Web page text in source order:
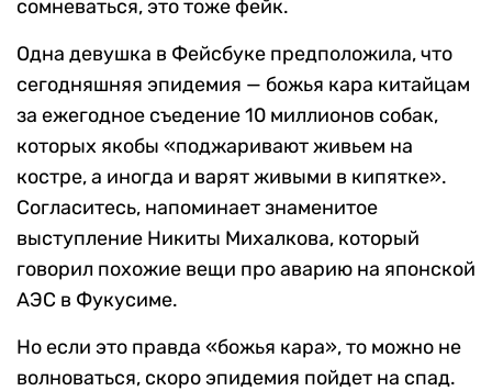
сомневаться, это тоже фейк.
Одна девушка в Фейсбуке предположила, что
сегодняшняя эпидемия — божья кара китайцам
за ежегодное съедение 10 миллионов собак,
которых якобы «поджаривают живьем на
костре, а иногда и варят живыми в кипятке».
Согласитесь, напоминает знаменитое
выступление Никиты Михалкова, который
говорил похожие вещи про аварию на японской
АЭС в Фукусиме.
Но если это правда «божья кара», то можно не
волноваться, скоро эпидемия пойдет на спад.